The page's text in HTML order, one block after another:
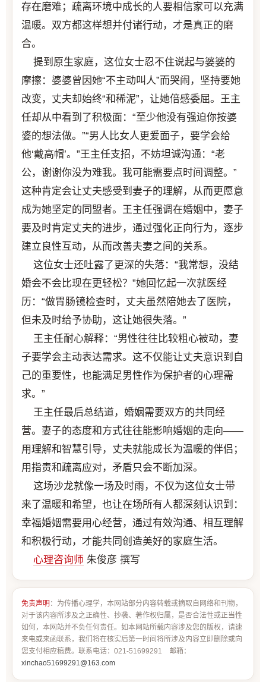
存在磨难；疏离环境中成长的人要相信家可以充满
温暖。双方都这样想并付诸行动，才是真正的磨
合。
提到原生家庭，这位女士忍不住说起与婆婆的
摩擦：婆婆曾因她“不主动叫人”而哭闹，坚持要她
改变，丈夫却始终“和稀泥”，让她倍感委屈。王主
任却从中看到了积极面：“至少他没有强迫你按婆
婆的想法做。”“男人比女人更爱面子，要学会给
他‘戴高帽’。”王主任支招，不妨坦诚沟通：“老
公，谢谢你没为难我。我可能需要点时间调整。”
这种肯定会让丈夫感受到妻子的理解，从而更愿意
成为她坚定的同盟者。王主任强调在婚姻中，妻子
要及时肯定丈夫的进步，通过强化正向行为，逐步
建立良性互动，从而改善夫妻之间的关系。
这位女士还吐露了更深的失落：“我常想，没结
婚会不会比现在更轻松？”她回忆起一次就医经
历：“做胃肠镜检查时，丈夫虽然陪她去了医院，
但未及时给予协助，这让她很失落。”
王主任耐心解释：“男性往往比较粗心被动，妻
子要学会主动表达需求。这不仅能让丈夫意识到自
己的重要性，也能满足男性作为保护者的心理需
求。”
王主任最后总结道，婚姻需要双方的共同经
营。妻子的态度和方式往往能影响婚姻的走向——
用理解和智慧引导，丈夫就能成长为温暖的伴侣；
用指责和疏离应对，矛盾只会不断加深。
这场沙龙就像一场及时雨，不仅为这位女士带
来了温暖和希望，也让在场所有人都深刻认识到：
幸福婚姻需要用心经营，通过有效沟通、相互理解
和积极行动，才能共同创造美好的家庭生活。
心理咨询师 朱俊彦 撰写
免责声明 ：为传播心理学，本网站部分内容转载或摘取自网络和刊物，
对于该内容所涉及之正确性、抄袭、著作权归属，是否合法性或正当性
如何，本网站并不负任何责任。如本网站所载内容涉及您的版权，请速
来电或来函联系，我们将在核实后第一时间将所涉及内容立即删除或向
您支付相应稿费。联系电话：021-51699291 邮箱：
xinchao51699291@163.com